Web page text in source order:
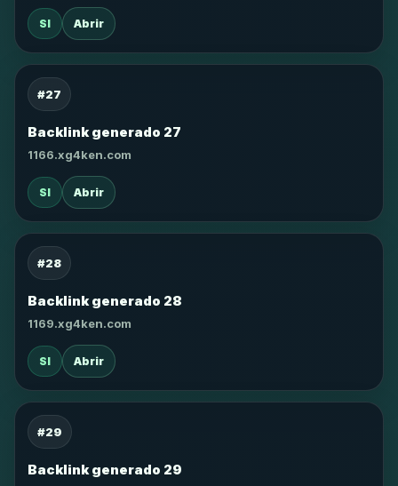
SI Abrir
#27
Backlink generado 27
1166.xg4ken.com
SI Abrir
#28
Backlink generado 28
1169.xg4ken.com
SI Abrir
#29
Backlink generado 29